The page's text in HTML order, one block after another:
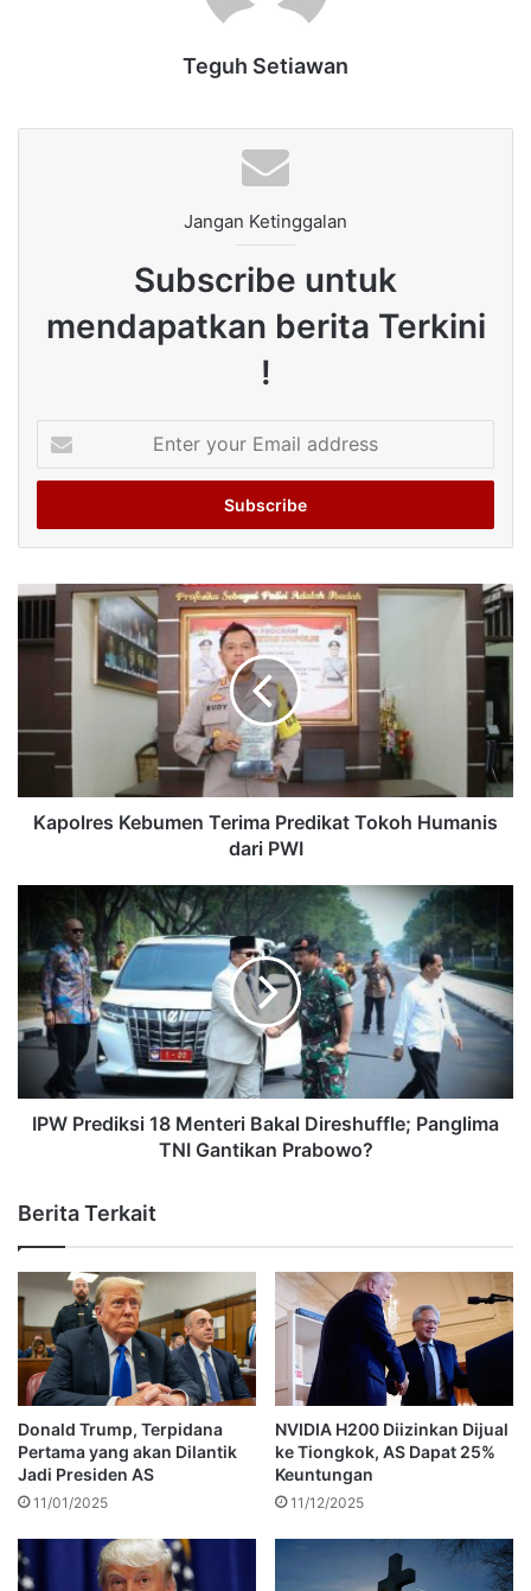
Teguh Setiawan
Jangan Ketinggalan
Subscribe untuk
mendapatkan berita Terkini
!
your
Email
Kapolres Kebumen Terima Predikat Tokoh Humanis
dari PWI
IPW Prediksi 18 Menteri Bakal Direshuffle; Panglima
TNI Gantikan Prabowo?
Berita Terkait
Donald Trump, Terpidana
Pertama yang akan Dilantik
Jadi Presiden AS
11/01/2025
NVIDIA H200 Diizinkan Dijual
ke Tiongkok, AS Dapat 25%
Keuntungan
11/12/2025